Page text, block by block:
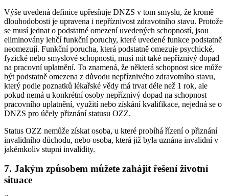
Výše uvedená definice upřesňuje DNZS v tom smyslu, že kromě
dlouhodobosti je upravena i nepříznivost zdravotního stavu. Protože
se musí jednat o podstatné omezení uvedených schopností, jsou
eliminovány lehčí funkční poruchy, které uvedené funkce podstatně
neomezují. Funkční porucha, která podstatně omezuje psychické,
fyzické nebo smyslové schopnosti, musí mít také nepříznivý dopad
na pracovní uplatnění. To znamená, že některá schopnost sice může
být podstatně omezena z důvodu nepříznivého zdravotního stavu,
který podle poznatků lékařské vědy má trvat déle než 1 rok, ale
pokud nemá u konkrétní osoby nepříznivý dopad na schopnost
pracovního uplatnění, využití nebo získání kvalifikace, nejedná se o
DNZS pro účely přiznání statusu OZZ.
Status OZZ nemůže získat osoba, u které probíhá řízení o přiznání
invalidního důchodu, nebo osoba, která již byla uznána invalidní v
jakémkoliv stupni invalidity.
7. Jakým způsobem můžete zahájit řešení životní
situace